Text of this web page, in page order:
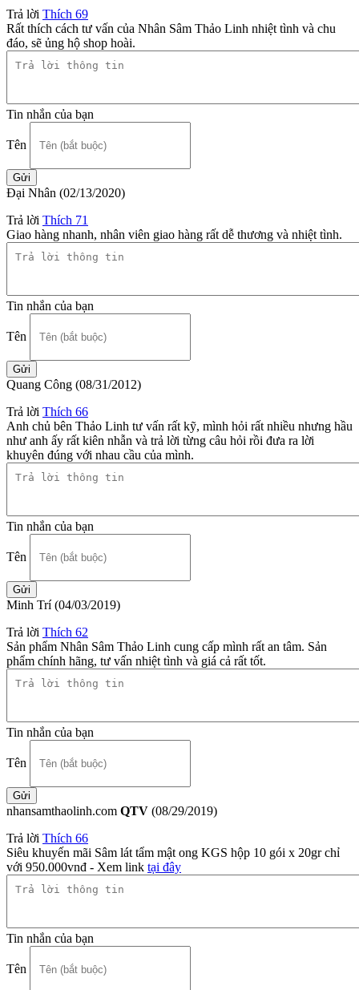
Trả lời Thích 69
Rất thích cách tư vấn của Nhân Sâm Thảo Linh nhiệt tình và chu
đáo, sẽ ủng hộ shop hoài.
Tin nhắn của bạn
Tên
Đại Nhân (02/13/2020)
Trả lời Thích 71
Giao hàng nhanh, nhân viên giao hàng rất dễ thương và nhiệt tình.
Tin nhắn của bạn
Tên
Quang Công (08/31/2012)
Trả lời Thích 66
Anh chủ bên Thảo Linh tư vấn rất kỹ, mình hỏi rất nhiều nhưng hầu
như anh ấy rất kiên nhẫn và trả lời từng câu hỏi rồi đưa ra lời
khuyên đúng với nhau cầu của mình.
Tin nhắn của bạn
Tên
Minh Trí(04/03/2019)
Trả lời Thích 62
Sản phẩm Nhân Sâm Thảo Linh cung cấp mình rất an tâm. Sản
phẩm chính hãng, tư vấn nhiệt tình và giá cả rất tốt.
Tin nhắn của bạn
Tên
nhansamthaolinh.com QTV (08/29/2019)
Trả lời Thích 66
Siêu khuyến mãi Sâm lát tẩm mật ong KGS hộp 10 gói x 20gr chỉ
với 950.000vnđ - Xem link tại đây
Tin nhắn của bạn
Tên